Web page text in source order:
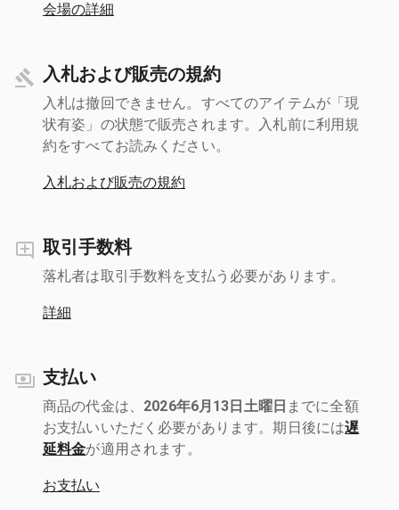
会場の詳細
入札および販売の規約
入札は撤回できません。すべてのアイテムが「現
状有姿」の状態で販売されます。入札前に利用規
約をすべてお読みください。
入札および販売の規約
取引手数料
落札者は取引手数料を支払う必要があります。
詳細
支払い
商品の代金は、 2026年6月13日土曜日 までに全額
お支払いいただく必要があります。期日後には遅
延料金が適用されます。
お支払い